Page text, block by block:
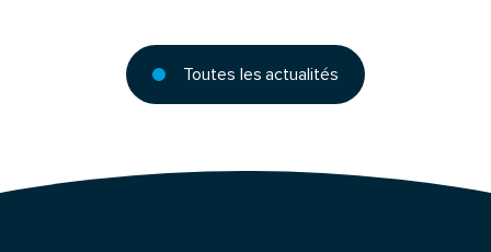
Toutes les actualités